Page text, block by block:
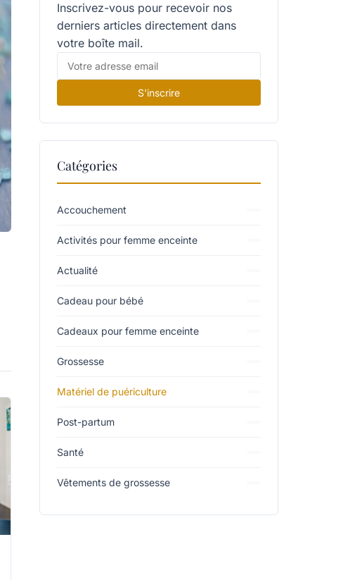
Inscrivez-vous pour recevoir nos
derniers articles directement dans
votre boîte mail.
S'inscrire
Catégories
Accouchement
Activités pour femme enceinte
Actualité
Cadeau pour bébé
Cadeaux pour femme enceinte
Grossesse
Matériel de puériculture
Post-partum
Santé
Vêtements de grossesse